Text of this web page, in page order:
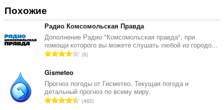
Похожие
Радио Комсомольская Правда
Дополнение Радио "Комсомольская правда", при
помощи которого вы можете слушать любой из городо...
В
г
о
о
6
Gismeteo
Прогноз погоды от Гисметео. Текущая погода и
детальный прогноз по всему миру.
В460